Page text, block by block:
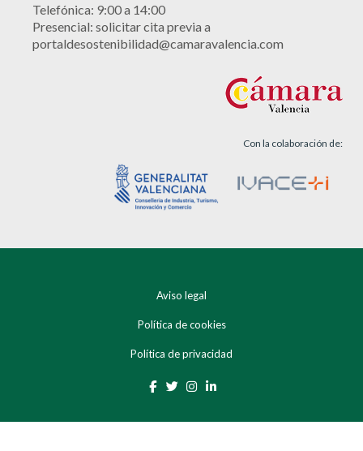
Telefónica: 9:00 a 14:00
Presencial: solicitar cita previa a
portaldesostenibilidad@camaravalencia.com
Con la colaboración de:
Aviso legal
Política de cookies
Política de privacidad